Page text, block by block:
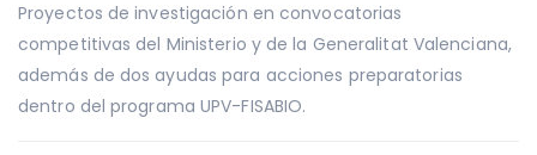
Proyectos de investigación en convocatorias
competitivas del Ministerio y de la Generalitat Valenciana,
además de dos ayudas para acciones preparatorias
dentro del programa UPV-FISABIO.